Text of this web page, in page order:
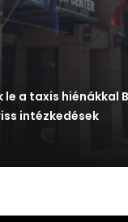
le a taxis hiénákkal
intézkedések